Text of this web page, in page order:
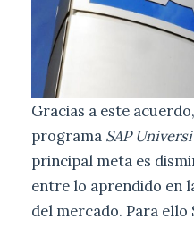
Gracias a este
programa SAP
principal meta es
entre lo aprendido en
del mercado. Para ello